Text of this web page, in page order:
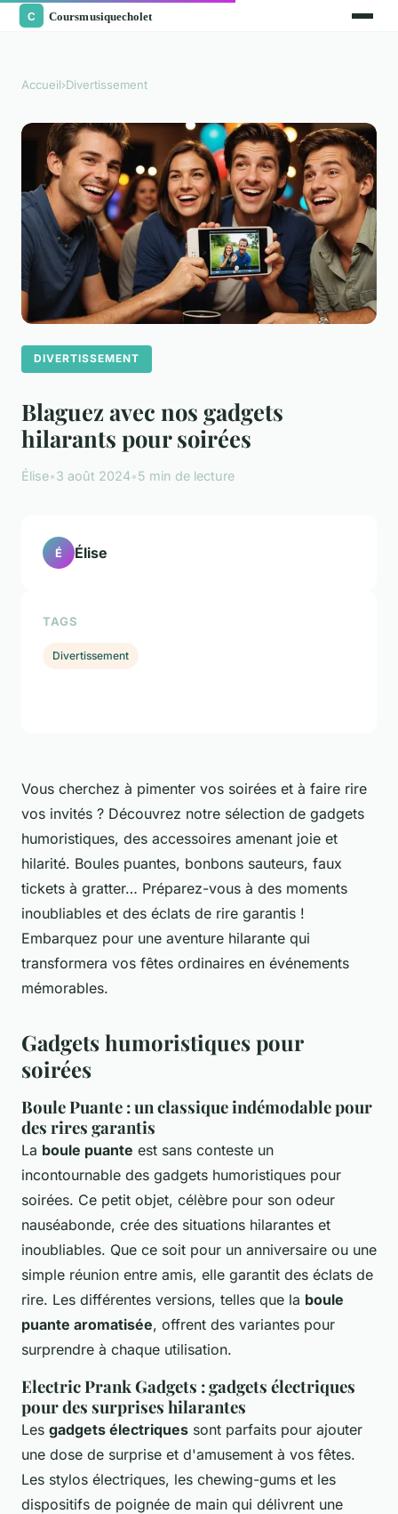
Accueil›Divertissement
DIVERTISSEMENT
Blaguez avec nos gadgets
hilarants pour soirées
Élise•3 août 2024•5 min de lecture
Vous cherchez à pimenter vos soirées et à faire rire
vos invités ? Découvrez notre sélection de gadgets
humoristiques, des accessoires amenant joie et
hilarité. Boules puantes, bonbons sauteurs, faux
tickets à gratter… Préparez-vous à des moments
inoubliables et des éclats de rire garantis !
Embarquez pour une aventure hilarante qui
transformera vos fêtes ordinaires en événements
mémorables.
Gadgets humoristiques pour
soirées
Boule Puante : un classique indémodable pour
des rires garantis
La boule puante est sans conteste un
incontournable des gadgets humoristiques pour
soirées. Ce petit objet, célèbre pour son odeur
nauséabonde, crée des situations hilarantes et
inoubliables. Que ce soit pour un anniversaire ou une
simple réunion entre amis, elle garantit des éclats de
rire. Les différentes versions, telles que la boule
puante aromatisée, offrent des variantes pour
surprendre à chaque utilisation.
Electric Prank Gadgets : gadgets électriques
pour des surprises hilarantes
Les gadgets électriques sont parfaits pour ajouter
une dose de surprise et d'amusement à vos fêtes.
Les stylos électriques, les chewing-gums et les
dispositifs de poignée de main qui délivrent une
É Élise
TAGS
Divertissement